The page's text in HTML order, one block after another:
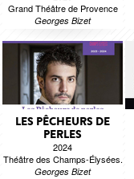
Grand Théâtre de Provence
Georges Bizet
LES PÊCHEURS DE
PERLES
2024
Théâtre des Champs-Élysées.
Georges Bizet